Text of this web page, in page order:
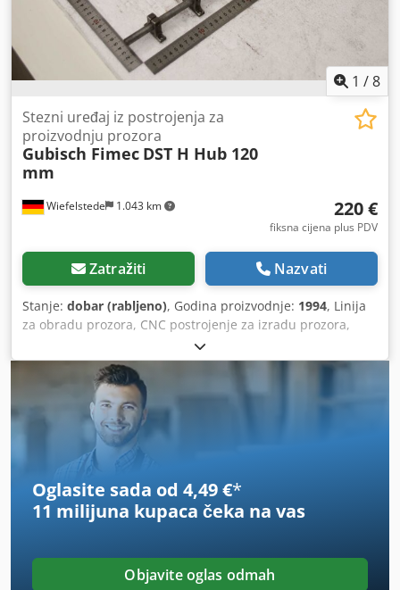
1 /8
Wiefelstede 1.043 km
Stezni uređaj iz postrojenja za
proizvodnju prozora
Gubisch Fimec DST H Hub 120
mm
220 €
fiksna cijena plus PDV
Zatražiti Nazvati
Stanje: dobar (rabljeno), Godina proizvodnje: 1994, Linija
za obradu prozora, CNC postrojenje za izradu prozora,
kutna stanica za prozore, stezna naprava, pneumatski
stezni uređaj Chedpfxeyibx Ae Aicea - Proizvođač: Gubisch,
stezna naprava iz postrojenja za izradu prozora tip DST H -
Hod: 120 mm - Stezni cilindar: airtec HM-25-120 - Količina:
dostupne 2 stezne naprave - Cijena: po komadu -
Dimenzije: 560/225/V80 mm - Težina: 5 kg/kom
Oglasite sada od 4,49 €*
11 milijuna kupaca čeka na vas
Objavite oglas odmah